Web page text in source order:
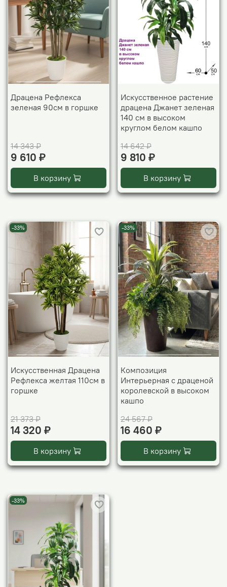
Драцена Рефлекса
зеленая 90см в горшке
14 343 ₽
9 610 ₽
В корзину
Искусственное растение
драцена Джанет зеленая
140 см в высоком
круглом белом кашпо
14 642 ₽
9 810 ₽
В корзину
-33%
Искусственная Драцена
Рефлекса желтая 110см в
горшке
21 373 ₽
14 320 ₽
В корзину
-33%
Композиция
Интерьерная с драценой
королевской в высоком
кашпо
24 567 ₽
16 460 ₽
В корзину
-33%